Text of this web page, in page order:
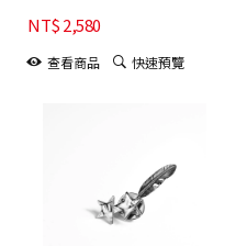
NT$2,580
查看商品 快速預覽